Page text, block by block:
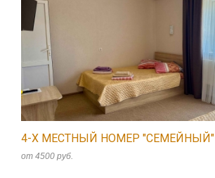
4-Х МЕСТНЫЙ НОМЕР "СЕМЕЙНЫЙ"
от 4500 руб.